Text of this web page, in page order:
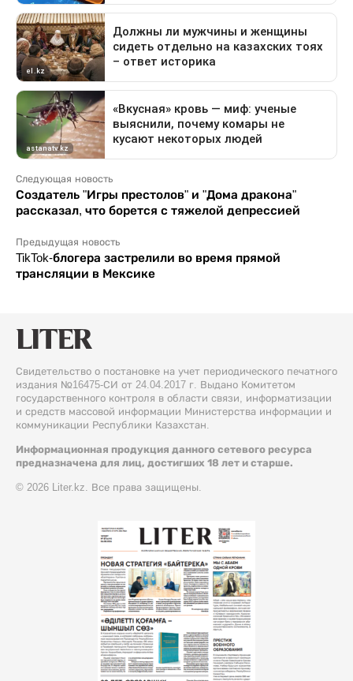
Следующая новость
Создатель "Игры престолов" и "Дома дракона"
рассказал, что борется с тяжелой депрессией
Предыдущая новость
TikTok-блогера застрелили во время прямой
трансляции в Мексике
Свидетельство о постановке на учет периодического печатного
издания №16475-СИ от 24.04.2017 г. Выдано Комитетом
государственного контроля в области связи, информатизации
и средств массовой информации Министерства информации и
коммуникации Республики Казахстан.
Информационная продукция данного сетевого ресурса
предназначена для лиц, достигших 18 лет и старше.
© 2026 Liter.kz. Все права защищены.